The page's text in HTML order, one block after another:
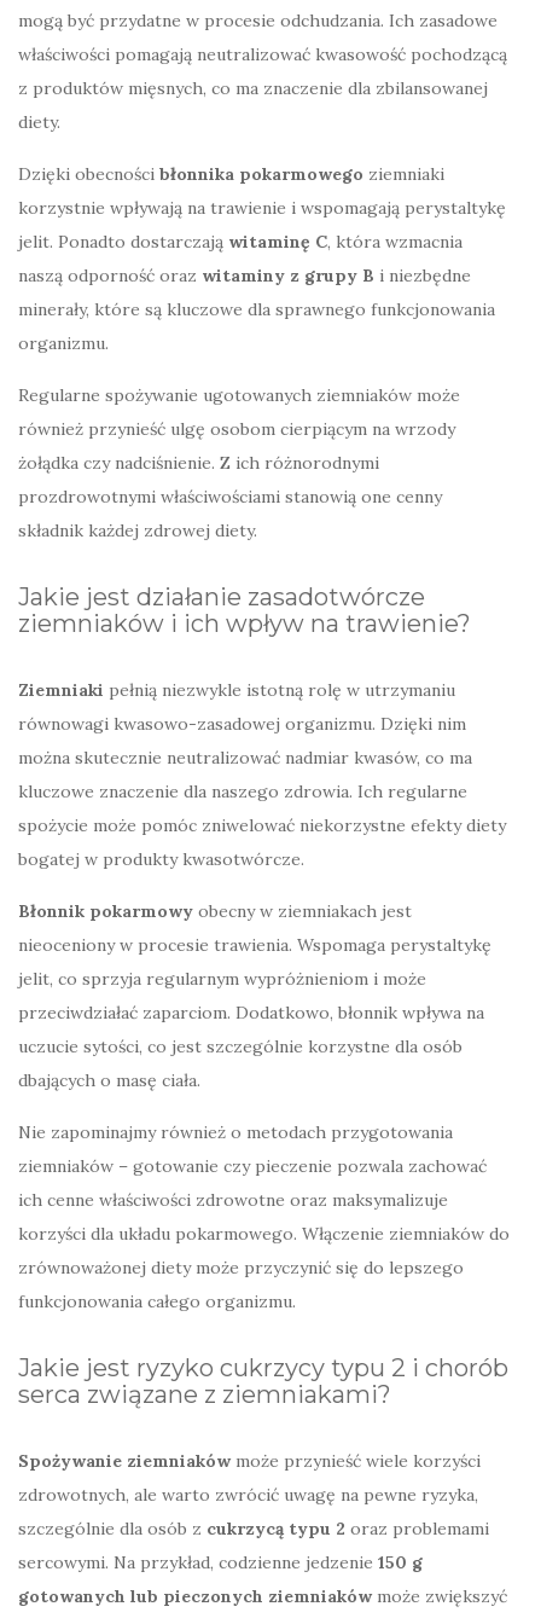
mogą być przydatne w procesie odchudzania. Ich zasadowe
właściwości pomagają neutralizować kwasowość pochodzącą
z produktów mięsnych, co ma znaczenie dla zbilansowanej
diety.
Dzięki obecności błonnika pokarmowego ziemniaki
korzystnie wpływają na trawienie i wspomagają perystaltykę
jelit. Ponadto dostarczają witaminę C, która wzmacnia
naszą odporność oraz witaminy z grupy B i niezbędne
minerały, które są kluczowe dla sprawnego funkcjonowania
organizmu.
Regularne spożywanie ugotowanych ziemniaków może
również przynieść ulgę osobom cierpiącym na wrzody
żołądka czy nadciśnienie. Z ich różnorodnymi
prozdrowotnymi właściwościami stanowią one cenny
składnik każdej zdrowej diety.
Jakie jest działanie zasadotwórcze
ziemniaków i ich wpływ na trawienie?
Ziemniaki pełnią niezwykle istotną rolę w utrzymaniu
równowagi kwasowo-zasadowej organizmu. Dzięki nim
można skutecznie neutralizować nadmiar kwasów, co ma
kluczowe znaczenie dla naszego zdrowia. Ich regularne
spożycie może pomóc zniwelować niekorzystne efekty diety
bogatej w produkty kwasotwórcze.
Błonnik pokarmowy obecny w ziemniakach jest
nieoceniony w procesie trawienia. Wspomaga perystaltykę
jelit, co sprzyja regularnym wypróżnieniom i może
przeciwdziałać zaparciom. Dodatkowo, błonnik wpływa na
uczucie sytości, co jest szczególnie korzystne dla osób
dbających o masę ciała.
Nie zapominajmy również o metodach przygotowania
ziemniaków – gotowanie czy pieczenie pozwala zachować
ich cenne właściwości zdrowotne oraz maksymalizuje
korzyści dla układu pokarmowego. Włączenie ziemniaków do
zrównoważonej diety może przyczynić się do lepszego
funkcjonowania całego organizmu.
Jakie jest ryzyko cukrzycy typu 2 i chorób
serca związane z ziemniakami?
Spożywanie ziemniaków może przynieść wiele korzyści
zdrowotnych, ale warto zwrócić uwagę na pewne ryzyka,
szczególnie dla osób z cukrzycą typu 2 oraz problemami
sercowymi. Na przykład, codzienne jedzenie 150 g
gotowanych lub pieczonych ziemniaków może zwiększyć